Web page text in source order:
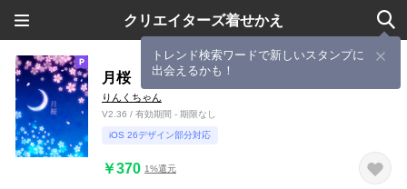
クリエイターズ着せかえ
トレンド検索ワードで新しいスタンプに
出会えるかも！
月桜
りんくちゃん
V2.36 / 有効期間 - 期限なし
iOS 26デザイン部分対応
￥370 1%還元